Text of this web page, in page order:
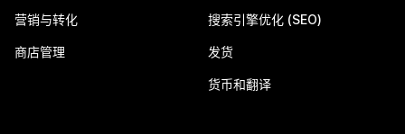
营销与转化
商店管理
搜索引擎优化 (SEO)
发货
货币和翻译